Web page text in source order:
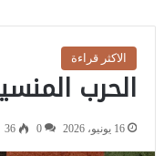
الاكثر قراءة
الحرب
16 يونيو، 2026 0
36